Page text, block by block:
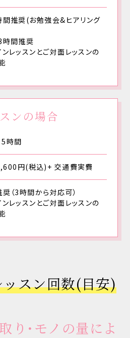
推奨(お勉強会&ヒアリング
時間推奨
ンレッスンとご対面レッスンの
ンの場合
5時間
円(税込)+ 交通費実費
（3時間から対応可）
ンレッスンとご対面レッスンの
スン回数(目安)
り・モノの量によ